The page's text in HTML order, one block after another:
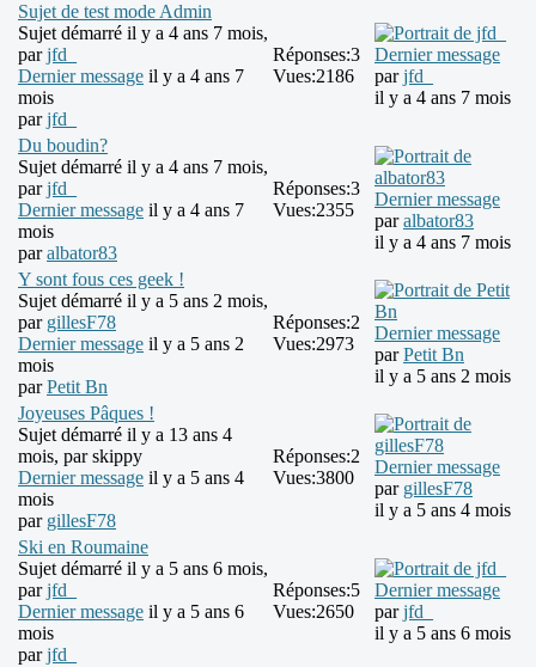
Sujet de test mode Admin
Sujet démarré il y a 4 ans 7 mois,
parjfd_
Dernier message il y a 4 ans 7
mois
parjfd_
Réponses:3
Vues:2186
Dernier message
parjfd_
il y a 4 ans 7 mois
Du boudin?
Sujet démarré il y a 4 ans 7 mois,
parjfd_
Dernier message il y a 4 ans 7
mois
paralbator83
Réponses:3
Vues:2355
Dernier message
paralbator83
il y a 4 ans 7 mois
Y sont fous ces geek !
Sujet démarré il y a 5 ans 2 mois,
par gillesF78
Dernier message il y a 5 ans 2
mois
parPetit Bn
Réponses:2
Vues:2973
Dernier message
parPetit Bn
il y a 5 ans 2 mois
Joyeuses Pâques !
Sujet démarré il y a 13 ans 4
mois, parskippy
Dernier message il y a 5 ans 4
mois
par gillesF78
Réponses:2
Vues:3800
Dernier message
par gillesF78
il y a 5 ans 4 mois
Ski en Roumaine
Sujet démarré il y a 5 ans 6 mois,
parjfd_
Dernier message il y a 5 ans 6
mois
parjfd_
Réponses:5
Vues:2650
Dernier message
parjfd_
il y a 5 ans 6 mois